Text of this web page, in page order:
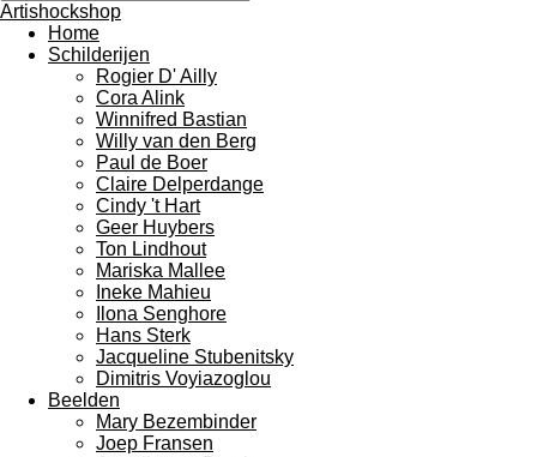
Artishockshop
Home
Schilderijen
Rogier D' Ailly
Cora Alink
Winnifred Bastian
Willy van den Berg
Paul de Boer
Claire Delperdange
Cindy 't Hart
Geer Huybers
Ton Lindhout
Mariska Mallee
Ineke Mahieu
Ilona Senghore
Hans Sterk
Jacqueline Stubenitsky
Dimitris Voyiazoglou
Beelden
Mary Bezembinder
Joep Fransen